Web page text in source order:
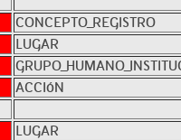
CONCEPTO_REGISTRO
LUGAR
ACCIóN
LUGAR